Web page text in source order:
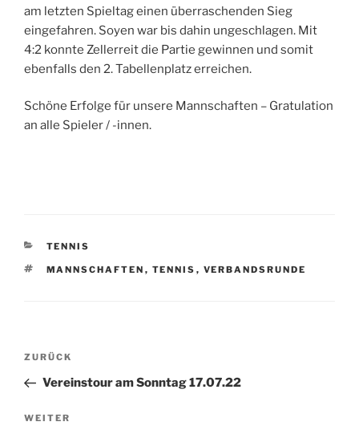
am letzten Spieltag einen überraschenden Sieg
eingefahren. Soyen war bis dahin ungeschlagen. Mit
4:2 konnte Zellerreit die Partie gewinnen und somit
ebenfalls den 2. Tabellenplatz erreichen.
Schöne Erfolge für unsere Mannschaften – Gratulation
an alle Spieler / -innen.
KATEGORIEN
TENNIS
SCHLAGWÖRTER
MANNSCHAFTEN , TENNIS , VERBANDSRUNDE
Beitragsnavigation
Vorheriger
Beitrag
ZURÜCK
Vereinstour am Sonntag 17.07.22
Nächster
WEITER